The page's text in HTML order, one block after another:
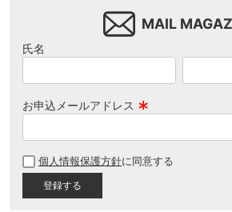
MAIL
氏名
お申込メールアドレス
須
個人情報保護方針に同意する